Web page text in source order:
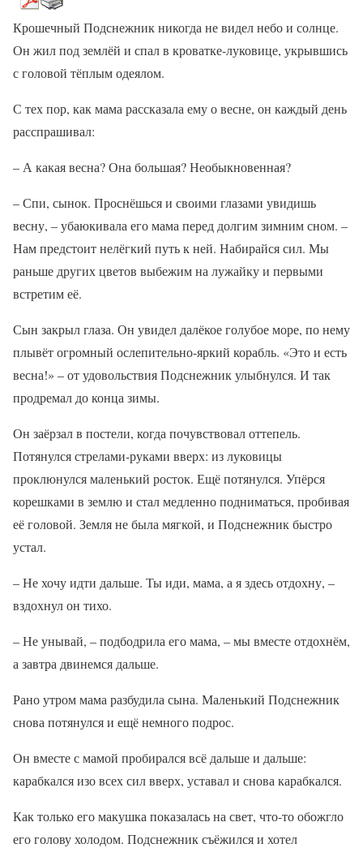
Крошечный Подснежник никогда не видел небо и солнце.
Он жил под землёй и спал в кроватке-луковице, укрывшись
с головой тёплым одеялом.
С тех пор, как мама рассказала ему о весне, он каждый день
расспрашивал:
– А какая весна? Она большая? Необыкновенная?
– Спи, сынок. Проснёшься и своими глазами увидишь
весну, – убаюкивала его мама перед долгим зимним сном. –
Нам предстоит нелёгкий путь к ней. Набирайся сил. Мы
раньше других цветов выбежим на лужайку и первыми
встретим её.
Сын закрыл глаза. Он увидел далёкое голубое море, по нему
плывёт огромный ослепительно-яркий корабль. «Это и есть
весна!» – от удовольствия Подснежник улыбнулся. И так
продремал до конца зимы.
Он заёрзал в постели, когда почувствовал оттепель.
Потянулся стрелами-руками вверх: из луковицы
проклюнулся маленький росток. Ещё потянулся. Упёрся
корешками в землю и стал медленно подниматься, пробивая
её головой. Земля не была мягкой, и Подснежник быстро
устал.
– Не хочу идти дальше. Ты иди, мама, а я здесь отдохну, –
вздохнул он тихо.
– Не унывай, – подбодрила его мама, – мы вместе отдохнём,
а завтра двинемся дальше.
Рано утром мама разбудила сына. Маленький Подснежник
снова потянулся и ещё немного подрос.
Он вместе с мамой пробирался всё дальше и дальше:
карабкался изо всех сил вверх, уставал и снова карабкался.
Как только его макушка показалась на свет, что-то обожгло
его голову холодом. Подснежник съёжился и хотел